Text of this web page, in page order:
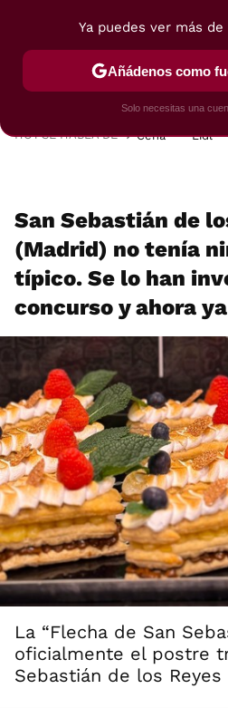
POSTRES VIAJES
HOY SE HABLA DE Cena Lidl
San Sebastián de
(Madrid) no tenía
típico. Se lo han
concurso y ahora
La “Flecha de San
oficialmente el postre
Sebastián de los Reyes
Ya puedes ver más de
Añádenos como
Solo necesitas una